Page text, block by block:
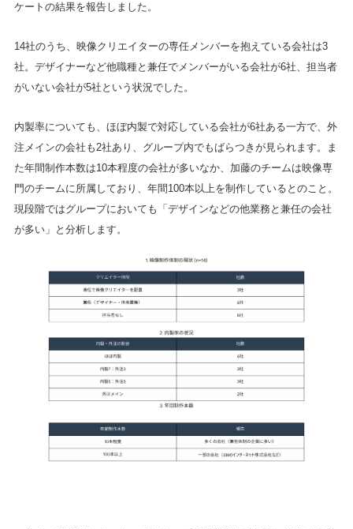
ケートの結果を報告しました。
14社のうち、映像クリエイターの専任メンバーを抱えている会社は3
社。デザイナーなど他職種と兼任でメンバーがいる会社が6社、担当者
がいない会社が5社という状況でした。
内製率についても、ほぼ内製で対応している会社が6社ある一方で、外
注メインの会社も2社あり、グループ内でもばらつきが見られます。ま
た年間制作本数は10本程度の会社が多いなか、加藤のチームは映像専
門のチームに所属しており、年間100本以上を制作しているとのこと。
現段階ではグループにおいても「デザインなどの他業務と兼任の会社
が多い」と分析します。